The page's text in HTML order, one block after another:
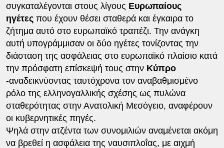
συγκαταλέγονται στους λίγους Ευρωπαίους
ηγέτεςπου έχουν θέσει σταθερά και έγκαιρα το
ζήτημα αυτό στο ευρωπαϊκό τραπέζι. Την ανάγκη
αυτή υπογράμμισαν οι δύο ηγέτες τονίζοντας την
διάσταση της ασφάλειας στο ευρωπαϊκό πλαίσιο κατά
την πρόσφατη επίσκεψή τους στην Κύπρο
-αναδεικνύοντας ταυτόχρονα τον αναβαθμισμένο
ρόλο της ελληνογαλλικής σχέσης ως πυλώνα
σταθερότητας στην Ανατολική Μεσόγειο, αναφέρουν
οι κυβερνητικές πηγές.
Ψηλά στην ατζέντα των συνομιλιών αναμένεται ακόμη
να βρεθεί η ασφάλεια της ναυσιπλοΐας, με αιχμή